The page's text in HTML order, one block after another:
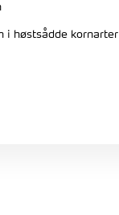
i høstsådde kornarter